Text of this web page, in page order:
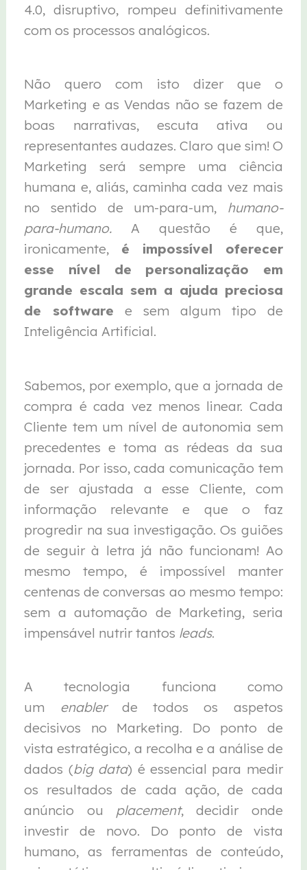
4.0, disruptivo, rompeu definitivamente
com os processos analógicos.
Não quero com isto dizer que o
Marketing e as Vendas não se fazem de
boas narrativas, escuta ativa ou
representantes audazes. Claro que sim! O
Marketing será sempre uma ciência
humana e, aliás, caminha cada vez mais
no sentido de um-para-um, humano-
para-humano.A questão é que,
ironicamente, é impossível oferecer
esse nível de personalização em
grande escala sem a ajuda preciosa
de software e sem algum tipo de
Inteligência Artificial.
Sabemos, por exemplo, que a jornada de
compra é cada vez menos linear. Cada
Cliente tem um nível de autonomia sem
precedentes e toma as rédeas da sua
jornada. Por isso, cada comunicação tem
de ser ajustada a esse Cliente, com
informação relevante e que o faz
progredir na sua investigação. Os guiões
de seguir à letra já não funcionam! Ao
mesmo tempo, é impossível manter
centenas de conversas ao mesmo tempo:
sem a automação de Marketing, seria
impensável nutrir tantos leads.
A tecnologia funciona como
um enabler de todos os aspetos
decisivos no Marketing. Do ponto de
vista estratégico, a recolha e a análise de
dados (big data) é essencial para medir
os resultados de cada ação, de cada
anúncio ou placement, decidir onde
investir de novo. Do ponto de vista
humano, as ferramentas de conteúdo,